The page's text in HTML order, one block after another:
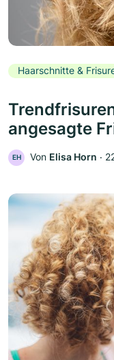
Haarschnitte &
angesagte
EH Von Elisa Horn ‧